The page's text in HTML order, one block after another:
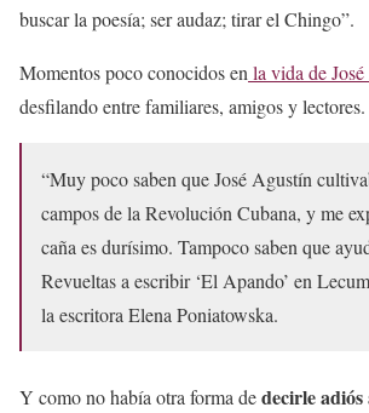
buscar la poesía; ser audaz; tirar el Chingo”.
Momentos poco conocidos enla vida de
desfilando entre familiares, amigos y lectores.
“Muy poco saben que José Agustín
campos de la Revolución Cubana, y me
caña es durísimo. Tampoco saben que
Revueltas a escribir ‘El Apando’ en
la escritora Elena Poniatowska.
Y como no había otra forma dedecirle adiós